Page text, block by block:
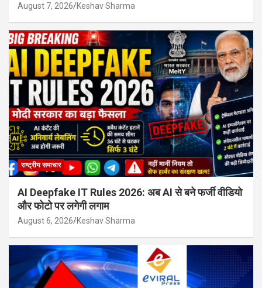
August 7, 2026 Keshav Sharma
राष्ट्रीय समाचार
AI Deepfake IT Rules 2026: अब AI से बने फर्जी वीडियो
और फोटो पर लगेगी लगाम
August 6, 2026 Keshav Sharma